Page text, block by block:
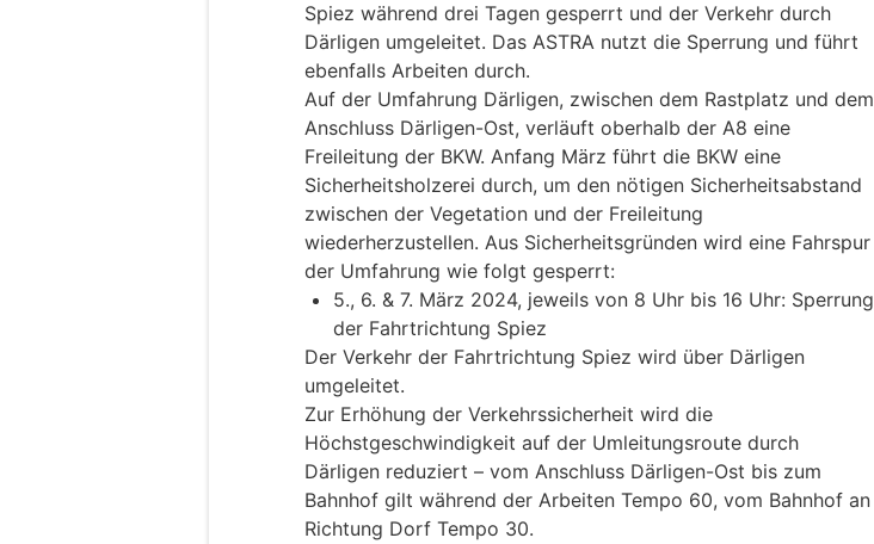
Spiez während drei Tagen gesperrt und der Verkehr durch
Därligen umgeleitet. Das ASTRA nutzt die Sperrung und führt
ebenfalls Arbeiten durch.
Auf der Umfahrung Därligen, zwischen dem Rastplatz und dem
Anschluss Därligen-Ost, verläuft oberhalb der A8 eine
Freileitung der BKW. Anfang März führt die BKW eine
Sicherheitsholzerei durch, um den nötigen Sicherheitsabstand
zwischen der Vegetation und der Freileitung
wiederherzustellen. Aus Sicherheitsgründen wird eine Fahrspur
der Umfahrung wie folgt gesperrt:
5., 6. & 7. März 2024, jeweils von 8 Uhr bis 16 Uhr: Sperrung
der Fahrtrichtung Spiez
Der Verkehr der Fahrtrichtung Spiez wird über Därligen
umgeleitet.
Zur Erhöhung der Verkehrssicherheit wird die
Höchstgeschwindigkeit auf der Umleitungsroute durch
Därligen reduziert – vom Anschluss Därligen-Ost bis zum
Bahnhof gilt während der Arbeiten Tempo 60, vom Bahnhof an
Richtung Dorf Tempo 30.